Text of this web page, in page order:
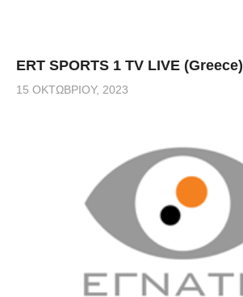
ERT SPORTS 1 TV LIVE (Greece)
15 ΟΚΤΩΒΡΊΟΥ, 2023